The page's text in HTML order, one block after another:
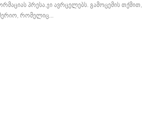
პრესა.ჯი ავრცელებს. გამოცემის თქმით,
რომელიც...